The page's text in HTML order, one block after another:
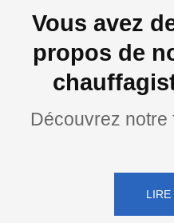
Vous avez
propos de
Découvrez
LIRE